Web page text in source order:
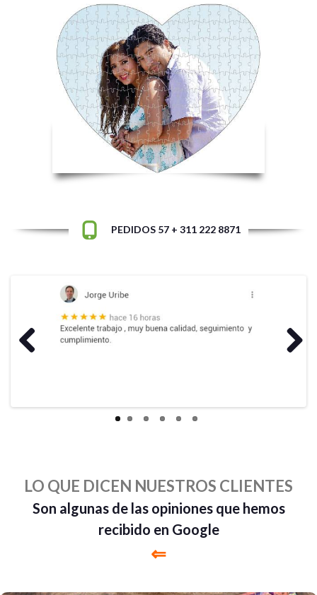
PEDIDOS 57 + 311 222 8871
LO QUE DICEN NUESTROS CLIENTES
Son algunas de las opiniones que hemos
recibido en Google
⇐